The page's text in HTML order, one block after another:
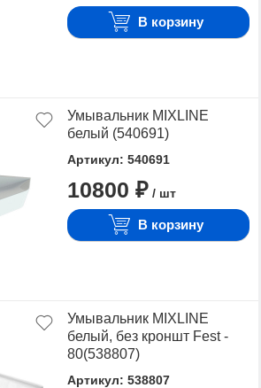
В корзину
Умывальник MIXLINE
белый (540691)
Артикул: 540691
10800 ₽ / шт
В корзину
Умывальник MIXLINE
белый, без кроншт Fest -
80(538807)
Артикул: 538807